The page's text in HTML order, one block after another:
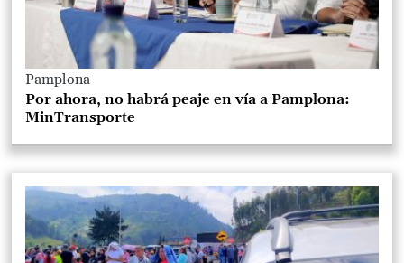
Pamplona
Por ahora, no habrá peaje en vía a Pamplona:
MinTransporte